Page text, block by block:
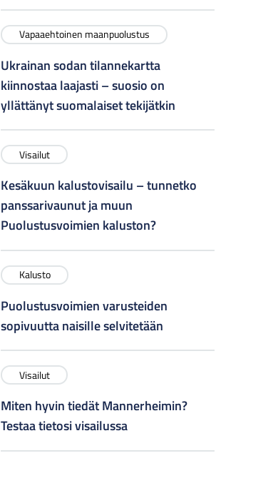
Vapaaehtoinen maanpuolustus
Ukrainan sodan tilannekartta
kiinnostaa laajasti – suosio on
yllättänyt suomalaiset tekijätkin
Visailut
Kesäkuun kalustovisailu – tunnetko
panssarivaunut ja muun
Puolustusvoimien kaluston?
Kalusto
Puolustusvoimien varusteiden
sopivuutta naisille selvitetään
Visailut
Miten hyvin tiedät Mannerheimin?
Testaa tietosi visailussa